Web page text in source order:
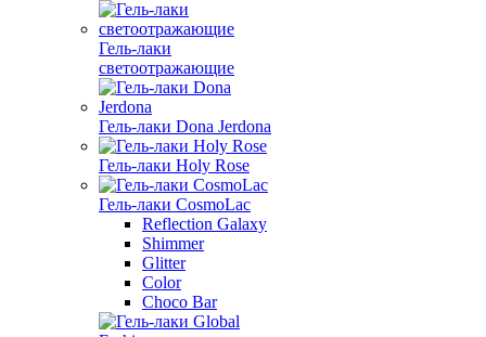
Гель-лаки
светоотражающие
Гель-лаки Dona Jerdona
Гель-лаки Holy Rose
Гель-лаки CosmoLac
Reflection Galaxy
Shimmer
Glitter
Color
Choco Bar